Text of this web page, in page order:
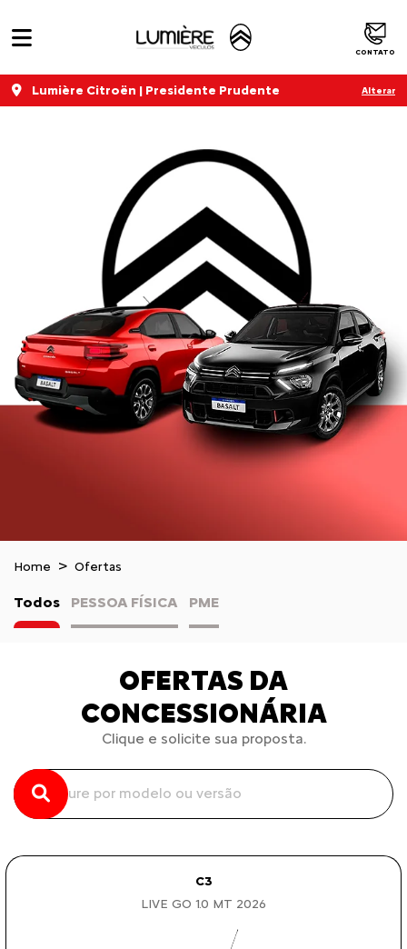
CONTATO
Lumière Citroën | Presidente Prudente Alterar
Home Ofertas
Todos PESSOA FÍSICA PME
OFERTAS DA
CONCESSIONÁRIA
Clique e solicite sua proposta.
C3
LIVE GO 1.0 MT 2026